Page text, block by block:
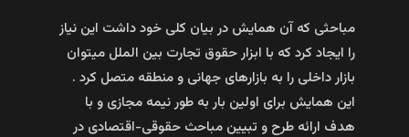
مباحثی که آن همایش در بیان کلی خود داشت این نیاز
را ایجاد کرد که با ابزار حقوق تجارت بین الملل میتوان
بازار داخلی را به بازارهای جهانی و منطقه متصل کرد .
این همایش برای اولین بار به طور نیمه مجازی و با
هدف ارائه طرح و تبیین مباحث حقوقى-اقتصادى در